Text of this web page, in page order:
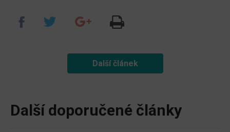
Další článek
Další doporučené články